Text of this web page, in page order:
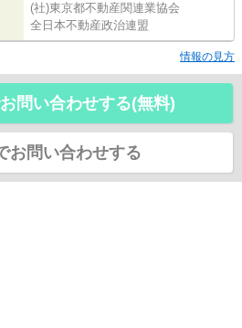
(社)東京都不動産関連業協会
全日本不動産政治連盟
情報の見方
問い合わせする(無料)
お問い合わせする